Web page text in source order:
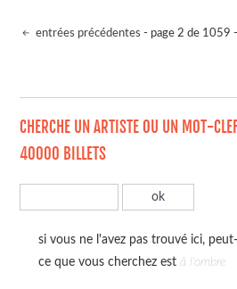
entrées précédentes - page 2 de 1059
CHERCHE UN ARTISTE OU UN MOT-
40000 BILLETS
si vous ne l'avez pas trouvé ici,
ce que vous cherchez est à l'ombre